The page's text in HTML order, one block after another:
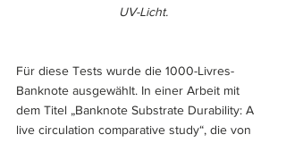
UV-Licht.
Für diese Tests wurde die 1000-Livres-
Banknote ausgewählt. In einer Arbeit mit
dem Titel „Banknote Substrate Durability: A
live circulation comparative study“, die von